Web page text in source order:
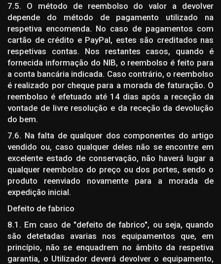
7.5. O método de reembolso do valor a devolver
depende do método de pagamento utilizado na
respetiva encomenda. No caso de pagamentos com
cartão de crédito e PayPal, estes são creditados nas
respetivas contas. Nos restantes casos, quando é
fornecida informação do NIB, o reembolso é feito para
a conta bancária indicada. Caso contrário, o reembolso
é realizado por cheque para a morada de faturação. O
reembolso é efetuado até 14 dias após a receção da
vontade de livre resolução e da receção da devolução
do bem.
7.6. Na falta de qualquer dos componentes do artigo
vendido ou, caso qualquer deles não se encontre em
excelente estado de conservação, não haverá lugar a
qualquer reembolso do preço ou dos portes, sendo o
produto reenviado novamente para a morada de
expedição inicial.
Defeito de fabrico
8.1. Em caso de "defeito de fabrico", ou seja, quando
são detetadas avarias nos equipamentos que, em
princípio, não se enquadrem no âmbito da respetiva
garantia, o Utilizador deverá devolver o equipamento,